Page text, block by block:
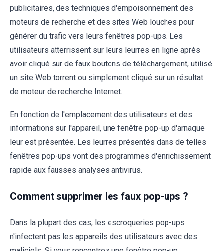
publicitaires, des techniques d'empoisonnement des
moteurs de recherche et des sites Web louches pour
générer du trafic vers leurs fenêtres pop-ups. Les
utilisateurs atterrissent sur leurs leurres en ligne après
avoir cliqué sur de faux boutons de téléchargement, utilisé
un site Web torrent ou simplement cliqué sur un résultat
de moteur de recherche Internet.
En fonction de l'emplacement des utilisateurs et des
informations sur l'appareil, une fenêtre pop-up d'arnaque
leur est présentée. Les leurres présentés dans de telles
fenêtres pop-ups vont des programmes d'enrichissement
rapide aux fausses analyses antivirus.
Comment supprimer les faux pop-ups ?
Dans la plupart des cas, les escroqueries pop-ups
n'infectent pas les appareils des utilisateurs avec des